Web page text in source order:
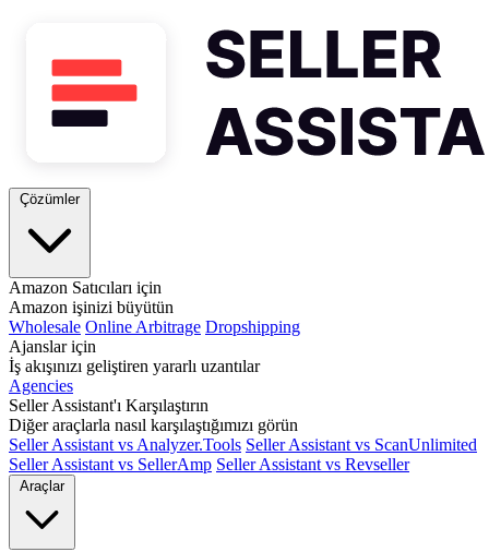
Çözümler
Amazon Satıcıları için
Amazon işinizi büyütün
Wholesale Online Arbitrage Dropshipping
Ajanslar için
İş akışınızı geliştiren yararlı uzantılar
Agencies
Seller Assistant'ı Karşılaştırın
Diğer araçlarla nasıl karşılaştığımızı görün
Seller Assistant vs Analyzer.Tools Seller Assistant vs ScanUnlimited
Seller Assistant vs SellerAmp Seller Assistant vs Revseller
Araçlar